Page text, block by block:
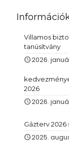
Villamos
tanúsítvány
2026.
2026
2026.
Gázterv 2026
2025.